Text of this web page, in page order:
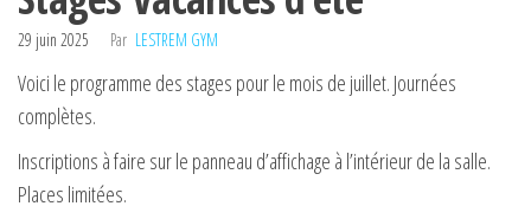
29 juin 2025 Par LESTREM GYM
Voici le programme des stages pour le mois de juillet. Journées
complètes.
Inscriptions à faire sur le panneau d’affichage à l’intérieur de la salle.
Places limitées.